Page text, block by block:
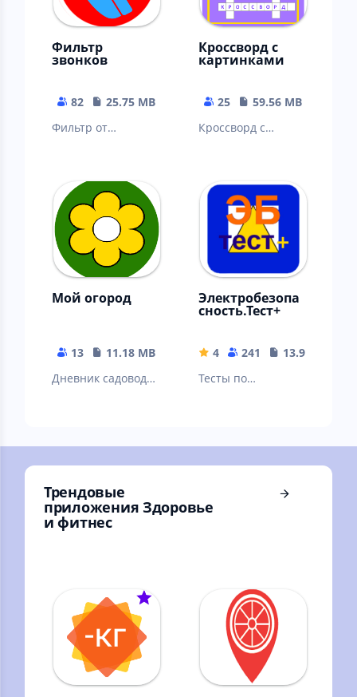
Фильтр
звонков
82
25.75 MB
Фильтр от
Кроссворд с
картинками
25
59.56 MB
Кроссворд с
Мой огород
13
11.18 MB
Дневник садовода
Электробезопа
сность.Тест+
4 241
13.94 MB
Тесты по
Трендовые
приложения Здоровье
и фитнес